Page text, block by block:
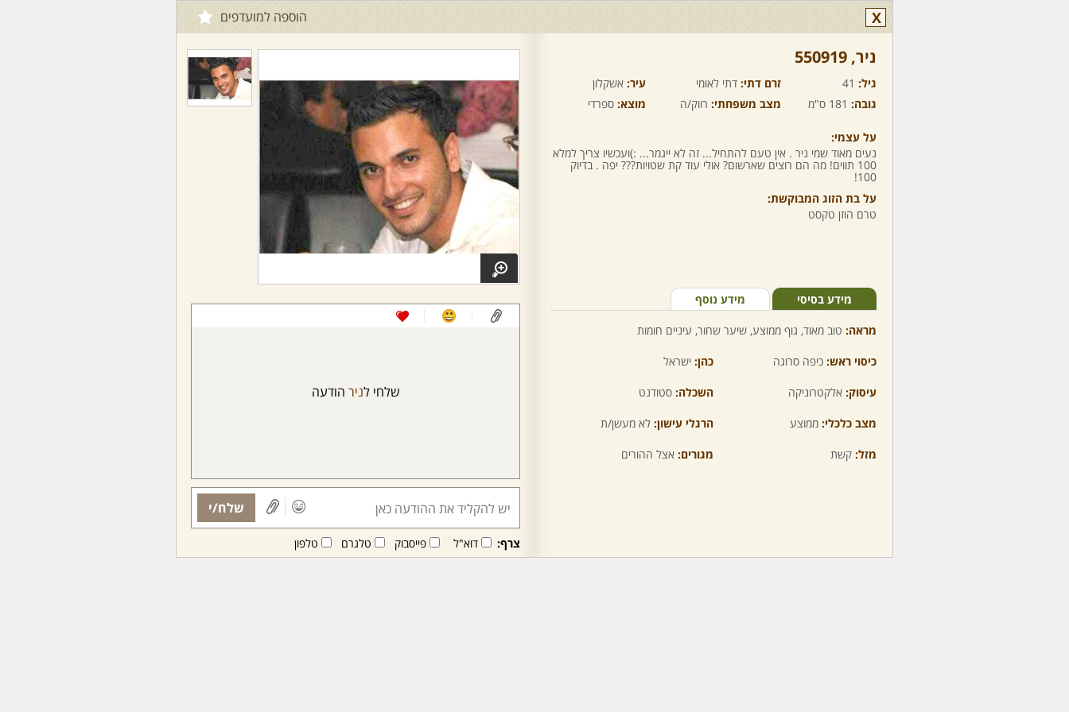
X הוספה למועדפים
ניר,‏ 550919
גיל: 41 זרם דתי: דתי לאומי עיר: אשקלון
גובה: 181 ס"מ מצב משפחתי: רווק/ה מוצא: ספרדי
על עצמי:
נעים מאוד שמי ניר . אין טעם להתחיל... זה לא ייגמר... :)ועכשיו צריך למלא
100 תווים! מה הם רוצים שארשום? אולי עוד קת שטויות??? יפה . בדיוק
100!
על בת הזוג המבוקשת:
טרם הוזן טקסט
מידע בסיסי מידע נוסף
מראה: טוב מאוד, גוף ממוצע, שיער שחור, עיניים חומות
כיסוי ראש: כיפה סרוגה כהן: ישראל
עיסוק: אלקטרוניקה השכלה: סטודנט
מצב כלכלי: ממוצע הרגלי עישון: לא מעשן/ת
מזל: קשת מגורים: אצל ההורים
שלחי לניר הודעה
שלח/י
צרף: דוא"ל פייסבוק טלגרם טלפון